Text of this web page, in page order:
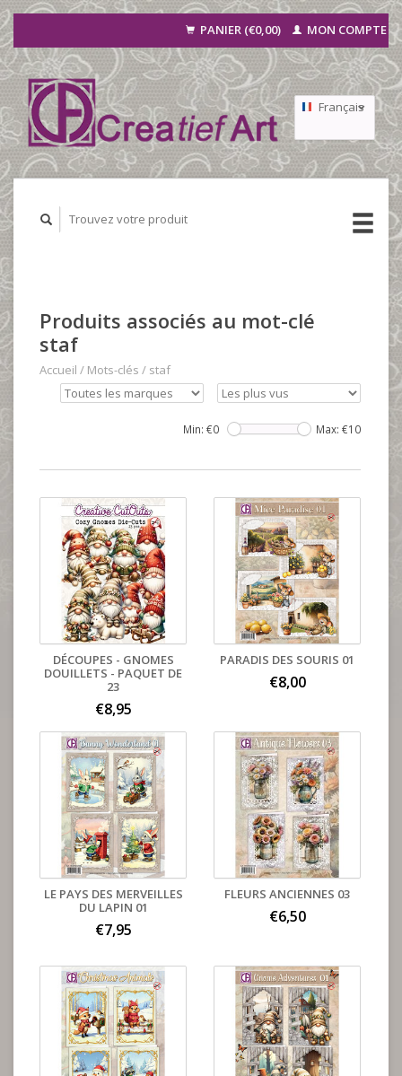
PANIER (€0,00) MON COMPTE
Français
Nederlands
Produits associés au mot-clé
staf
Accueil / Mots-clés / staf
Min: €0 Max: €10
DÉCOUPES - GNOMES
DOUILLETS - PAQUET DE
23
€8,95
PARADIS DES SOURIS 01
€8,00
LE PAYS DES MERVEILLES
DU LAPIN 01
€7,95
FLEURS ANCIENNES 03
€6,50